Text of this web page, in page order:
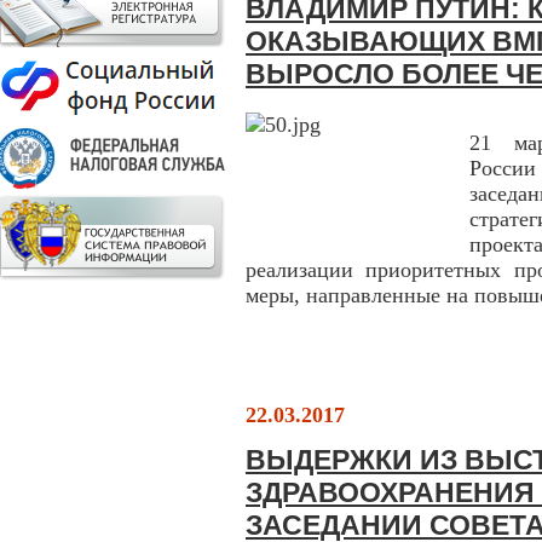
ВЛАДИМИР ПУТИН:
ОКАЗЫВАЮЩИХ
ВЫРОСЛО БОЛЕЕ
21
реализации приоритетных
меры, направленные на
22.03.2017
ВЫДЕРЖКИ ИЗ
ЗАСЕДАНИИ